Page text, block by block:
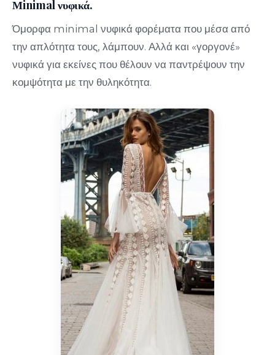
Μinimal νυφικά.
Όμορφα minimal νυφικά φορέματα που μέσα από
την απλότητα τους, λάμπουν. Αλλά και «γοργονέ»
νυφικά για εκείνες που θέλουν να παντρέψουν την
κομψότητα με την θυληκότητα.